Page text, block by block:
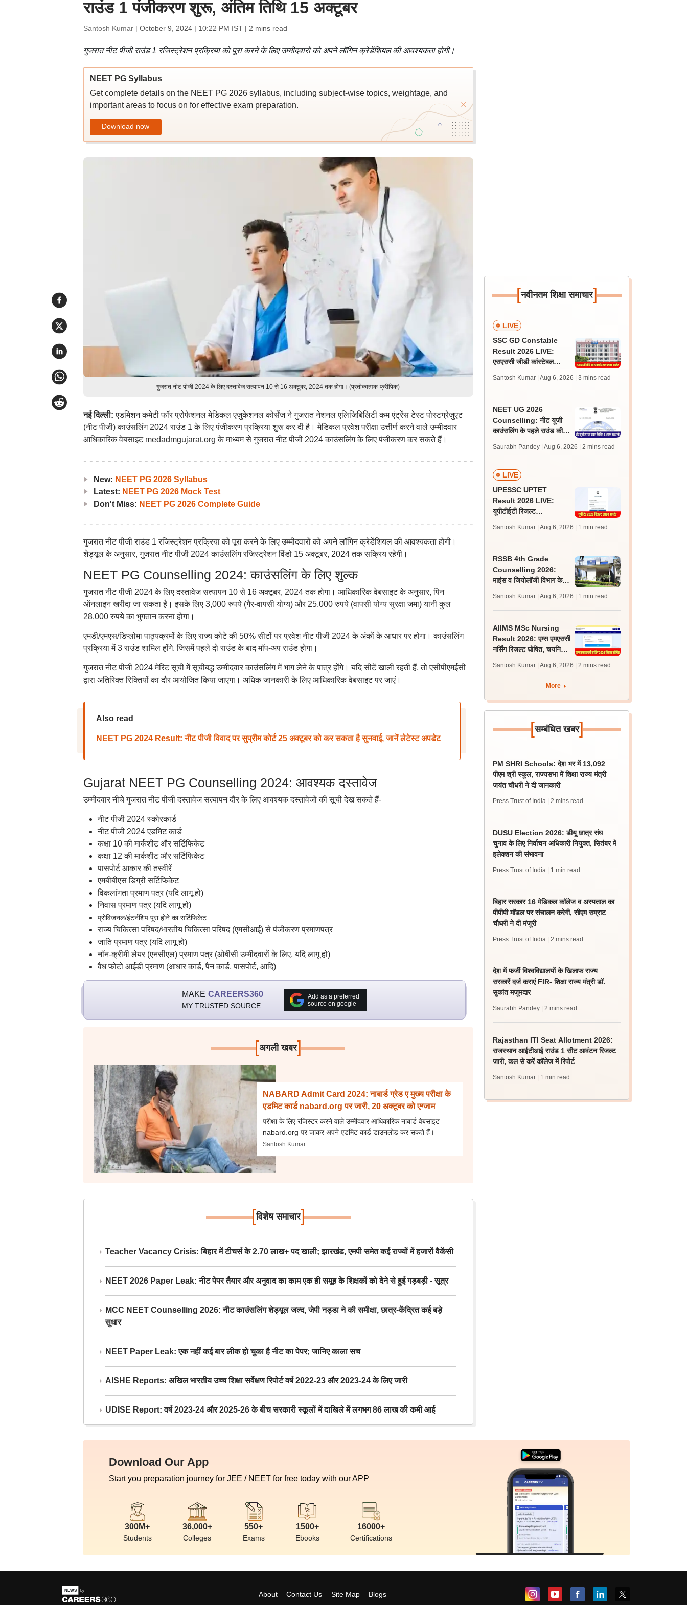
राउंड 1 पंजीकरण शुरू, अंतिम तिथि 15 अक्टूबर
Santosh Kumar | October 9, 2024 | 10:22 PM IST| 2 mins read
गुजरात नीट पीजी राउंड 1 रजिस्ट्रेशन प्रक्रिया को पूरा करने के लिए उम्मीदवारों को अपने लॉगिन क्रेडेंशियल की आवश्यकता होगी।
NEET PG Syllabus
Get complete details on the NEET PG 2026 syllabus, including subject-wise topics, weightage, and
important areas to focus on for effective exam preparation.
Download now
गुजरात नीट पीजी 2024 के लिए दस्तावेज सत्यापन 10 से 16 अक्टूबर, 2024 तक होगा। (प्रतीकात्मक-फ्रीपिक)
नई दिल्ली:एडमिशन कमेटी फॉर प्रोफेशनल मेडिकल एजुकेशनल कोर्सेज ने गुजरात नेशनल एलिजिबिलिटी कम एंट्रेंस टेस्ट पोस्टग्रेजुएट
(नीट पीजी) काउंसलिंग 2024 राउंड 1 के लिए पंजीकरण प्रक्रिया शुरू कर दी है। मेडिकल प्रवेश परीक्षा उत्तीर्ण करने वाले उम्मीदवार
आधिकारिक वेबसाइट medadmgujarat.org के माध्यम से गुजरात नीट पीजी 2024 काउंसलिंग के लिए पंजीकरण कर सकते हैं।
New: NEET PG 2026 Syllabus
Latest: NEET PG 2026 Mock Test
Don't Miss: NEET PG 2026 Complete Guide
गुजरात नीट पीजी राउंड 1 रजिस्ट्रेशन प्रक्रिया को पूरा करने के लिए उम्मीदवारों को अपने लॉगिन क्रेडेंशियल की आवश्यकता होगी।
शेड्यूल के अनुसार, गुजरात नीट पीजी 2024 काउंसलिंग रजिस्ट्रेशन विंडो 15 अक्टूबर, 2024 तक सक्रिय रहेगी।
NEET PG Counselling 2024: काउंसलिंग के लिए शुल्क
गुजरात नीट पीजी 2024 के लिए दस्तावेज सत्यापन 10 से 16 अक्टूबर, 2024 तक होगा। आधिकारिक वेबसाइट के अनुसार, पिन
ऑनलाइन खरीदा जा सकता है। इसके लिए 3,000 रुपये (गैर-वापसी योग्य) और 25,000 रुपये (वापसी योग्य सुरक्षा जमा) यानी कुल
28,000 रुपये का भुगतान करना होगा।
एमडी/एमएस/डिप्लोमा पाठ्यक्रमों के लिए राज्य कोटे की 50% सीटों पर प्रवेश नीट पीजी 2024 के अंकों के आधार पर होगा। काउंसलिंग
प्रक्रिया में 3 राउंड शामिल होंगे, जिसमें पहले दो राउंड के बाद मॉप-अप राउंड होगा।
गुजरात नीट पीजी 2024 मेरिट सूची में सूचीबद्ध उम्मीदवार काउंसलिंग में भाग लेने के पात्र होंगे। यदि सीटें खाली रहती हैं, तो एसीपीएमईसी
द्वारा अतिरिक्त रिक्तियों का दौर आयोजित किया जाएगा। अधिक जानकारी के लिए आधिकारिक वेबसाइट पर जाएं।
Also read
NEET PG 2024 Result: नीट पीजी विवाद पर सुप्रीम कोर्ट 25 अक्टूबर को कर सकता है सुनवाई, जानें लेटेस्ट अपडेट
Gujarat NEET PG Counselling 2024: आवश्यक दस्तावेज
उम्मीदवार नीचे गुजरात नीट पीजी दस्तावेज सत्यापन दौर के लिए आवश्यक दस्तावेजों की सूची देख सकते हैं-
नीट पीजी 2024 स्कोरकार्ड
नीट पीजी 2024 एडमिट कार्ड
कक्षा 10 की मार्कशीट और सर्टिफिकेट
कक्षा 12 की मार्कशीट और सर्टिफिकेट
पासपोर्ट आकार की तस्वीरें
एमबीबीएस डिग्री सर्टिफिकेट
विकलांगता प्रमाण पत्र (यदि लागू हो)
निवास प्रमाण पत्र (यदि लागू हो)
प्रोविजनल/इंटर्नशिप पूरा होने का सर्टिफिकेट
राज्य चिकित्सा परिषद/भारतीय चिकित्सा परिषद (एमसीआई) से पंजीकरण प्रमाणपत्र
जाति प्रमाण पत्र (यदि लागू हो)
नॉन-क्रीमी लेयर (एनसीएल) प्रमाण पत्र (ओबीसी उम्मीदवारों के लिए, यदि लागू हो)
वैध फोटो आईडी प्रमाण (आधार कार्ड, पैन कार्ड, पासपोर्ट, आदि)
MAKE CAREERS360
MY TRUSTED SOURCE
Add as a preferred
source on google
[अगली खबर]
NABARD Admit Card 2024: नाबार्ड ग्रेड ए मुख्य परीक्षा के
एडमिट कार्ड nabard.org पर जारी, 20 अक्टूबर को एग्जाम
परीक्षा के लिए रजिस्टर करने वाले उम्मीदवार आधिकारिक नाबार्ड वेबसाइट
nabard.org पर जाकर अपने एडमिट कार्ड डाउनलोड कर सकते हैं।
Santosh Kumar
[विशेष समाचार]
Teacher Vacancy Crisis: बिहार में टीचर्स के 2.70 लाख+ पद खाली; झारखंड, एमपी समेत कई राज्यों में हजारों वैकेंसी
NEET 2026 Paper Leak: नीट पेपर तैयार और अनुवाद का काम एक ही समूह के शिक्षकों को देने से हुई गड़बड़ी - सूत्र
MCC NEET Counselling 2026: नीट काउंसलिंग शेड्यूल जल्द, जेपी नड्डा ने की समीक्षा, छात्र-केंद्रित कई बड़े
सुधार
NEET Paper Leak: एक नहीं कई बार लीक हो चुका है नीट का पेपर; जानिए काला सच
AISHE Reports: अखिल भारतीय उच्च शिक्षा सर्वेक्षण रिपोर्ट वर्ष 2022-23 और 2023-24 के लिए जारी
UDISE Report: वर्ष 2023-24 और 2025-26 के बीच सरकारी स्कूलों में दाखिले में लगभग 86 लाख की कमी आई
[नवीनतम शिक्षा समाचार]
LIVE
SSC GD Constable
Result 2026 LIVE:
एसएससी जीडी कांस्टेबल
लेटेस्ट अपडेट, स्कोरकार्ड लिंक
Santosh Kumar | Aug 6, 2026 | 3 mins read
NEET UG 2026
Counselling: नीट यूजी
काउंसलिंग के पहले राउंड की
अगस्त से होगी शुरू
Saurabh Pandey | Aug 6, 2026 | 2 mins read
LIVE
UPESSC UPTET
Result 2026 LIVE:
यूपीटीईटी रिजल्ट
जल्द, जानें लेटेस्ट अपडेट,
पासिंग मार्क्स
Santosh Kumar | Aug 6, 2026 | 1 min read
RSSB 4th Grade
Counselling 2026:
माइंस व जियोलॉजी विभाग के
अगस्त को, निर्देश जारी
Santosh Kumar | Aug 6, 2026 | 1 min read
AIIMS MSc Nursing
Result 2026: एम्स एमएससी
नर्सिंग रिजल्ट घोषित, चयनित
Santosh Kumar | Aug 6, 2026 | 2 mins read
More
[सम्बंधित खबर]
PM SHRI Schools: देश भर में 13,092
पीएम श्री स्कूल, राज्यसभा में शिक्षा राज्य मंत्री
जयंत चौधरी ने दी जानकारी
Press Trust of India | 2 mins read
DUSU Election 2026: डीयू छात्र संघ
चुनाव के लिए निर्वाचन अधिकारी नियुक्त, सितंबर में
इलेक्शन की संभावना
Press Trust of India | 1 min read
बिहार सरकार 16 मेडिकल कॉलेज व अस्पताल का
पीपीपी मॉडल पर संचालन करेगी, सीएम सम्राट
चौधरी ने दी मंजूरी
Press Trust of India | 2 mins read
देश में फर्जी विश्वविद्यालयों के खिलाफ राज्य
सरकारें दर्ज कराएं FIR- शिक्षा राज्य मंत्री डॉ.
सुकांत मजूमदार
Saurabh Pandey | 2 mins read
Rajasthan ITI Seat Allotment 2026:
राजस्थान आईटीआई राउंड 1 सीट आवंटन रिजल्ट
जारी, कल से करें कॉलेज में रिपोर्ट
Santosh Kumar | 1 min read
Download Our App
Start you preparation journey for JEE / NEET for free today with our APP
300M+
Students
36,000+
Colleges
550+
Exams
1500+
Ebooks
16000+
Certifications
About Contact Us Site Map Blogs